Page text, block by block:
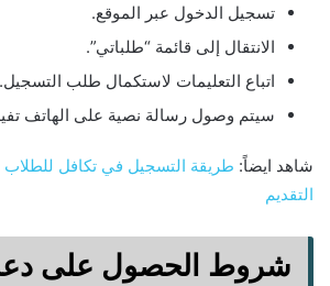
تسجيل الدخول عبر الموقع.
الانتقال إلى قائمة “طلباتي”.
اتباع التعليمات لاستكمال طلب التسجيل.
سيتم وصول رسالة نصية على الهاتف
شاهد ايضاً:
التقديم
شروط الحصول على دعم